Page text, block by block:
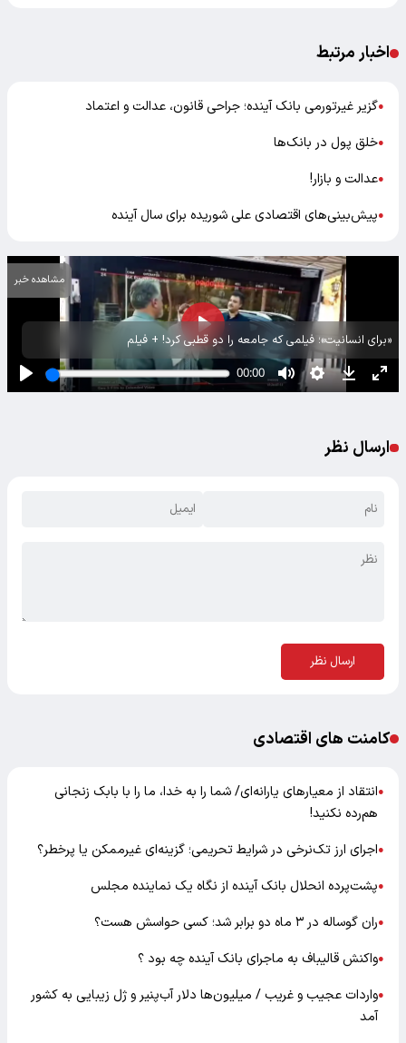
اخبار مرتبط
●گزیر غیرتورمی بانک آینده؛ جراحی قانون، عدالت و اعتماد
●خلق پول در بانک‌ها
●عدالت و بازار!
●پیش‌بینی‌های اقتصادی علی شوریده برای سال آینده
«برای انسانیت»؛ فیلمی که جامعه را دو قطبی کرد! + فیلم
مشاهده خبر
ارسال نظر
ارسال نظر
کامنت های اقتصادی
●انتقاد از معیارهای یارانه‌ای/ شما را به خدا، ما را با بابک زنجانی
هم‌رده نکنید!
●اجرای ارز تک‌نرخی در شرایط تحریمی؛ گزینه‌ای غیرممکن یا پرخطر؟
●پشت‌پرده انحلال بانک آینده از نگاه یک نماینده مجلس
●ران گوساله در ۳ ماه دو برابر شد؛ کسی حواسش هست؟
●واکنش قالیباف به ماجرای بانک آینده چه بود ؟
●واردات عجیب و غریب / میلیون‌ها دلار آب‌پنیر و ژل زیبایی به کشور
آمد